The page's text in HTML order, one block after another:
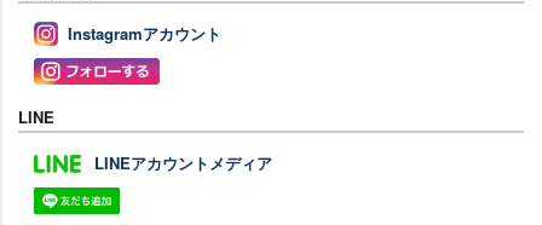
Instagramアカウント
LINE
LINEアカウントメディア